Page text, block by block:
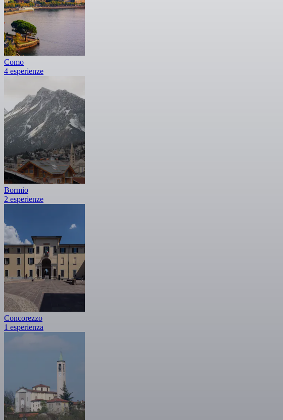
Como
4 esperienze
Bormio
2 esperienze
Concorezzo
1 esperienza